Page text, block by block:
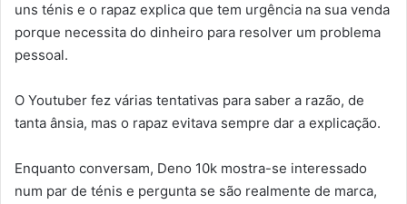
uns ténis e o rapaz explica que tem urgência na sua venda
porque necessita do dinheiro para resolver um problema
pessoal.
O Youtuber fez várias tentativas para saber a razão, de
tanta ânsia, mas o rapaz evitava sempre dar a explicação.
Enquanto conversam, Deno 10k mostra-se interessado
num par de ténis e pergunta se são realmente de marca,